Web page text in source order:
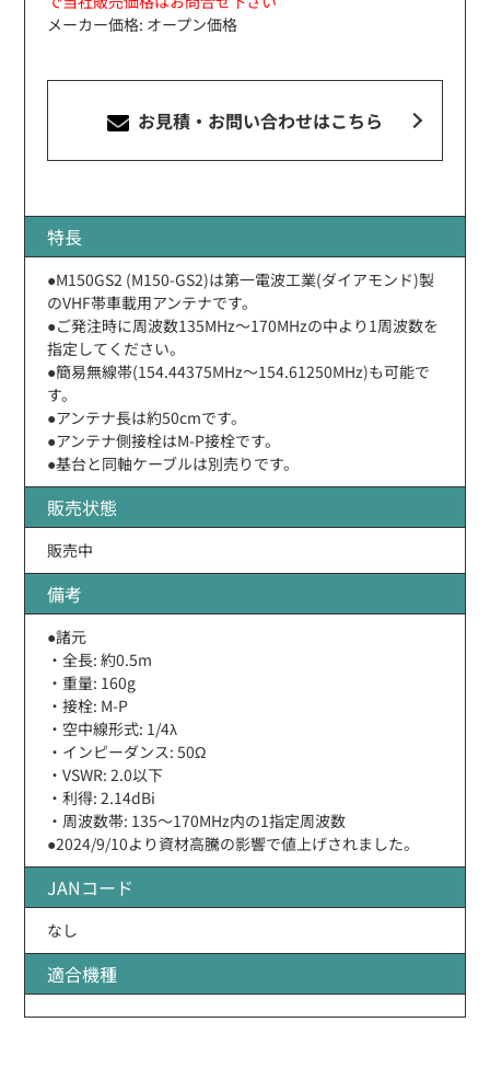
メーカー価格: オープン価格
お見積・お問い合わせはこちら
特長
●M150GS2 (M150-GS2)は第一電波工業(ダイアモンド)製
のVHF帯車載用アンテナです。
●ご発注時に周波数135MHz〜170MHzの中より1周波数を
指定してください。
●簡易無線帯(154.44375MHz〜154.61250MHz)も可能で
す。
●アンテナ長は約50cmです。
●アンテナ側接栓はM-P接栓です。
●基台と同軸ケーブルは別売りです。
販売状態
販売中
備考
●諸元
・全長: 約0.5m
・重量: 160g
・接栓: M-P
・空中線形式: 1/4λ
・インピーダンス: 50Ω
・VSWR: 2.0以下
・利得: 2.14dBi
・周波数帯: 135〜170MHz内の1指定周波数
●2024/9/10より資材高騰の影響で値上げされました。
JANコード
なし
適合機種